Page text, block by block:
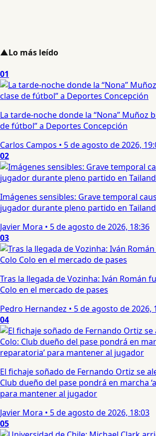
▲Lo más leído
01
La tarde-noche donde la “Nona” Muñoz
de fútbol” a Deportes Concepción
Carlos Campos • 5 de agosto de 2026,
02
Imágenes sensibles: Grave temporal
jugador durante pleno partido en
Javier Mora • 5 de agosto de 2026, 18:36
03
Tras la llegada de Vozinha: Iván Román
Colo en el mercado de pases
Pedro Hernandez • 5 de agosto de 2026,
04
El fichaje soñado de Fernando Ortiz se
Club dueño del pase pondrá en marcha
para mantener al jugador
Javier Mora • 5 de agosto de 2026, 18:03
05